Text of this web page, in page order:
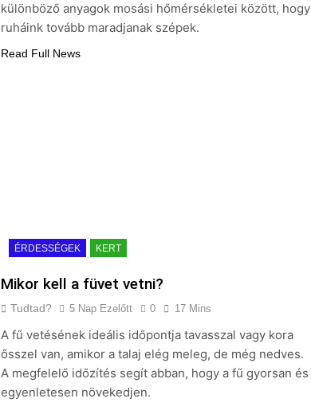
különböző anyagok mosási hőmérsékletei között, hogy
ruháink tovább maradjanak szépek.
Read Full News
ÉRDESSÉGEK KERT
Mikor kell a füvet vetni?
Tudtad? 5 Nap Ezelőtt 0 17 Mins
A fű vetésének ideális időpontja tavasszal vagy kora
ősszel van, amikor a talaj elég meleg, de még nedves.
A megfelelő időzítés segít abban, hogy a fű gyorsan és
egyenletesen növekedjen.